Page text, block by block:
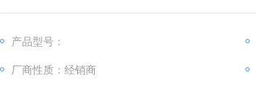
产品型号：
厂商性质：经销商